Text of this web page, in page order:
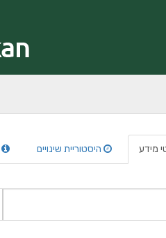
מידע היסטוריית שינויים